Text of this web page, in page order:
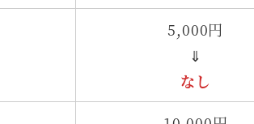
5,000円
⇓
なし